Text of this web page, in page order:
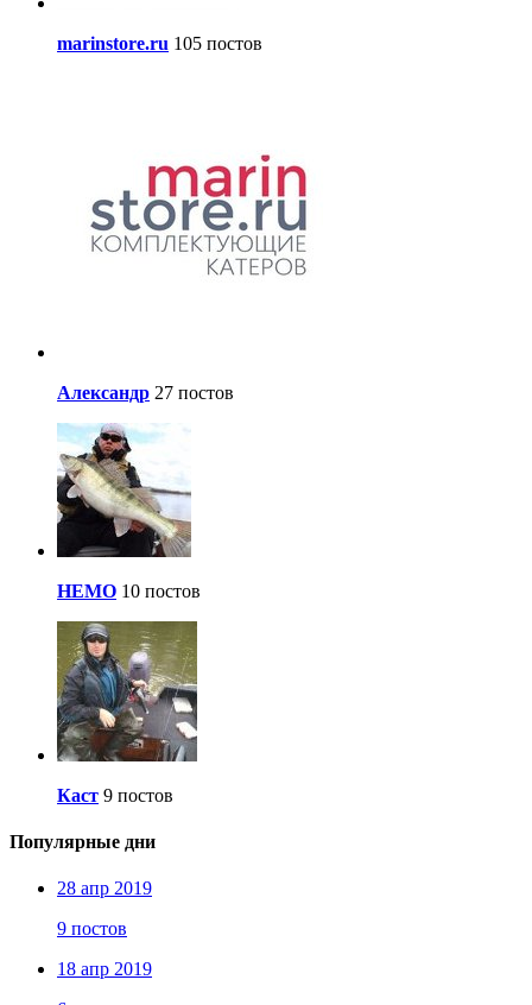
marinstore.ru 105 постов
Александр 27 постов
НЕМО 10 постов
Каст 9 постов
Популярные дни
28 апр 2019
9 постов
18 апр 2019